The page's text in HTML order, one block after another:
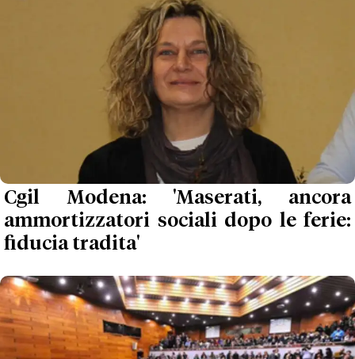
Cgil Modena: 'Maserati, ancora
ammortizzatori sociali dopo le ferie:
fiducia tradita'